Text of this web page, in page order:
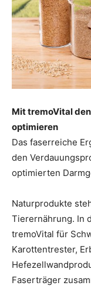
Mit tremoVital
optimieren
Das faserreiche
den
optimierten
Naturprodukte
Tierernährung. In
tremoVital für
Karottentrester,
Faserträger